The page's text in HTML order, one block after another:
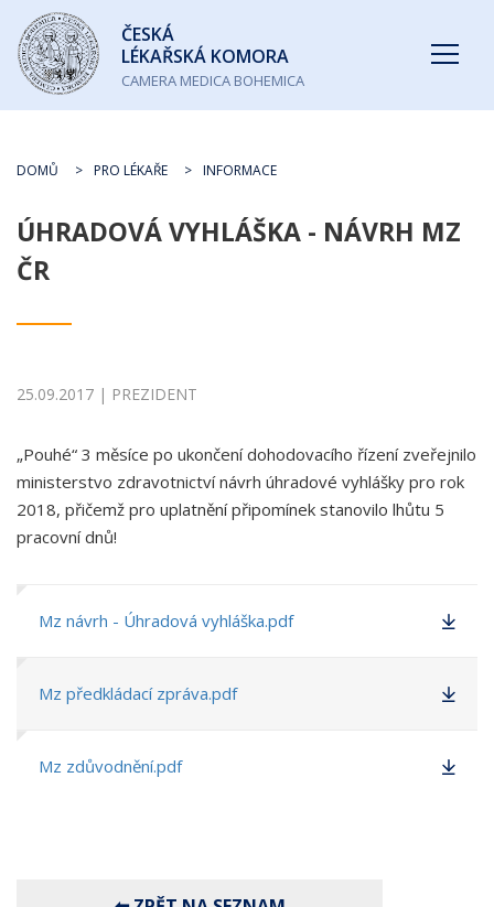
Česká
lékařská
komora
ČESKÁ
LÉKAŘSKÁ KOMORA
CAMERA MEDICA BOHEMICA
DOMŮ PRO LÉKAŘE INFORMACE
ÚHRADOVÁ VYHLÁŠKA - NÁVRH MZ
ČR
25.09.2017 | PREZIDENT
„Pouhé“ 3 měsíce po ukončení dohodovacího řízení zveřejnilo
ministerstvo zdravotnictví návrh úhradové vyhlášky pro rok
2018, přičemž pro uplatnění připomínek stanovilo lhůtu 5
pracovní dnů!
Mz návrh - Úhradová vyhláška.pdf
Mz předkládací zpráva.pdf
Mz zdůvodnění.pdf